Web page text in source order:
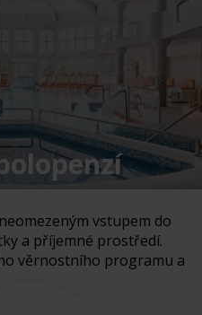
vstupem do
a příjemné prostředí.
věrnostního programu a